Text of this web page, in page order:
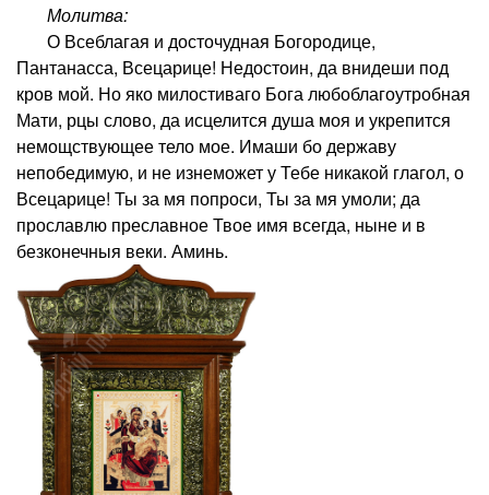
Молитва:
О Всеблагая и досточудная Богородице,
Пантанасса, Всецарице! Недостоин, да внидеши под
кров мой. Но яко милостиваго Бога любоблагоутробная
Мати, рцы слово, да исцелится душа моя и укрепится
немощствующее тело мое. Имаши бо державу
непобедимую, и не изнеможет у Тебе никакой глагол, о
Всецарице! Ты за мя попроси, Ты за мя умоли; да
прославлю преславное Твое имя всегда, ныне и в
безконечныя веки. Аминь.